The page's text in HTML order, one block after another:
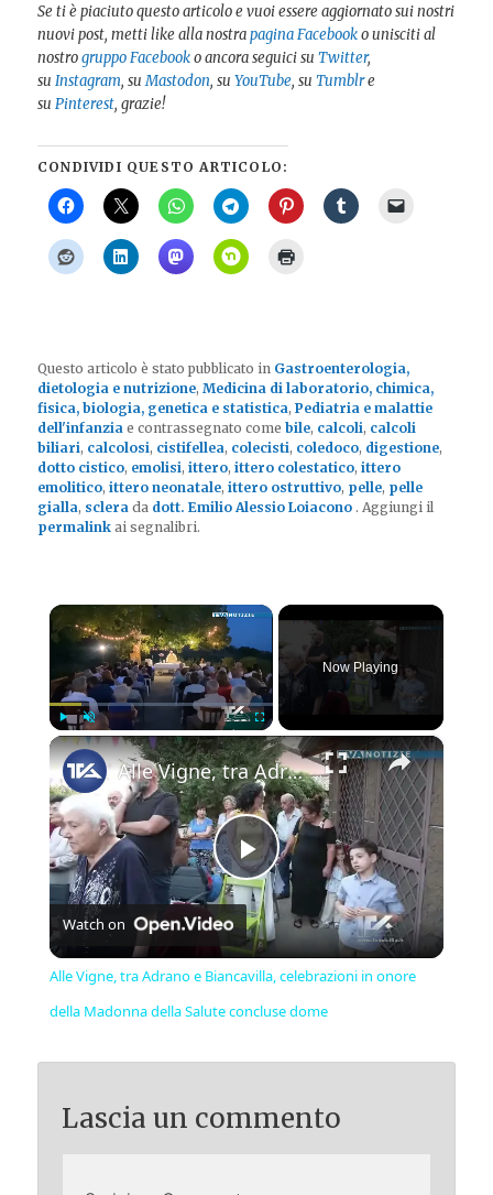
Se ti è piaciuto questo articolo e vuoi essere aggiornato sui nostri
nuovi post, metti like alla nostrapagina Facebooko unisciti al
nostrogruppo Facebooko ancora seguici suTwitter,
suInstagram, suMastodon, suYouTube, suTumblre
suPinterest, grazie!
CONDIVIDI QUESTO ARTICOLO:
Questo articolo è stato pubblicato in Gastroenterologia,
dietologia e nutrizione,Medicina di laboratorio, chimica,
fisica, biologia, genetica e statistica,Pediatria e malattie
dell'infanzia e contrassegnato comebile, calcoli, calcoli
biliari, calcolosi, cistifellea, colecisti, coledoco, digestione,
dotto cistico, emolisi,ittero,ittero colestatico,ittero
emolitico,ittero neonatale,ittero ostruttivo, pelle, pelle
gialla, sclera da dott. Emilio Alessio Loiacono. Aggiungi il
permalink ai segnalibri.
×
Play Unmute Fullscreen
Now Playing
×
Play
Video
Alle Vigne, tra Adrano e Biancavilla, celebrazioni in onore della Madonna della Salute concluse dome
Watch on
Alle Vigne, tra Adrano e Biancavilla, celebrazioni in onore
della Madonna della Salute concluse dome
Lascia un commento